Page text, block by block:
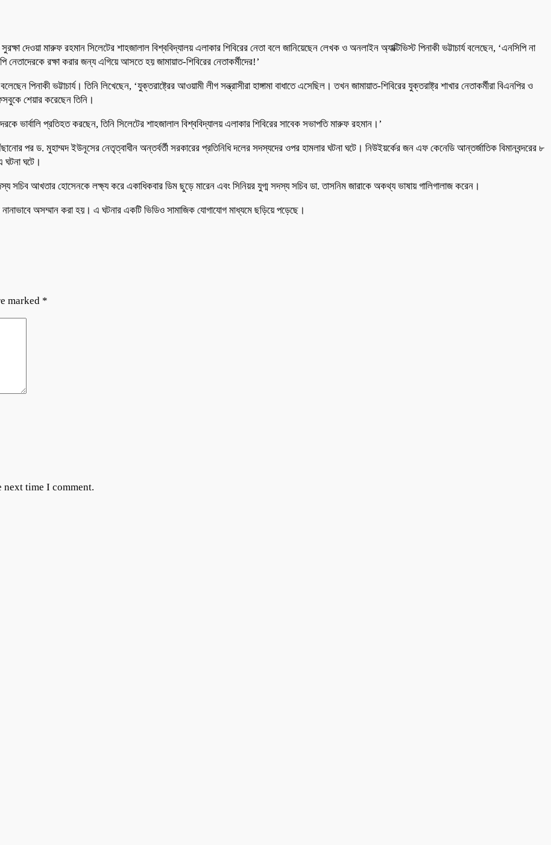
দেওয়া মারুফ রহমান সিলেটের শাহজালাল বিশ্ববিদ্যালয় এলাকার শিবিরের নেতা বলে জানিয়েছেন লেখক ও অনলাইন অ্যাক্টিভিস্ট পিনাকী ভট্টাচার্য বলেছেন, ‘এনসিপি না
রক্ষা করার জন্য এগিয়ে আসতে হয় জামায়াত-শিবিরের নেতাকর্মীদের!’
ভট্টাচার্য। তিনি লিখেছেন, ‘যুক্তরাষ্ট্রের আওয়ামী লীগ সন্ত্রাসীরা হাঙ্গামা বাধাতে এসেছিল। তখন জামায়াত-শিবিরের যুক্তরাষ্ট্র শাখার নেতাকর্মীরা বিএনপির ও
শেয়ার করেছেন তিনি।
ভার্বালি প্রতিহত করছেন, তিনি সিলেটের শাহজালাল বিশ্ববিদ্যালয় এলাকার শিবিরের সাবেক সভাপতি মারুফ রহমান।’
পর ড. মুহাম্মদ ইউনূসের নেতৃত্বাধীন অন্তর্বর্তী সরকারের প্রতিনিধি দলের সদস্যদের ওপর হামলার ঘটনা ঘটে। নিউইয়র্কের জন এফ কেনেডি আন্তর্জাতিক বিমানবন্দরের ৮
ঘটনা ঘটে।
সচিব আখতার হোসেনকে লক্ষ্য করে একাধিকবার ডিম ছুড়ে মারেন এবং সিনিয়র যুগ্ম সদস্য সচিব ডা. তাসনিম জারাকে অকথ্য ভাষায় গালিগালাজ করেন।
অসম্মান করা হয়। এ ঘটনার একটি ভিডিও সামাজিক যোগাযোগ মাধ্যমে ছড়িয়ে পড়েছে।
marked *
next time I comment.